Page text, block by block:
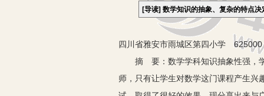
[导读]数学知识的抽象、复杂的特点
四川省雅安市雨城区第四小学 625000
摘 要：数学学科知识抽象性强，学
师，只有让学生对数学这门课程产生兴